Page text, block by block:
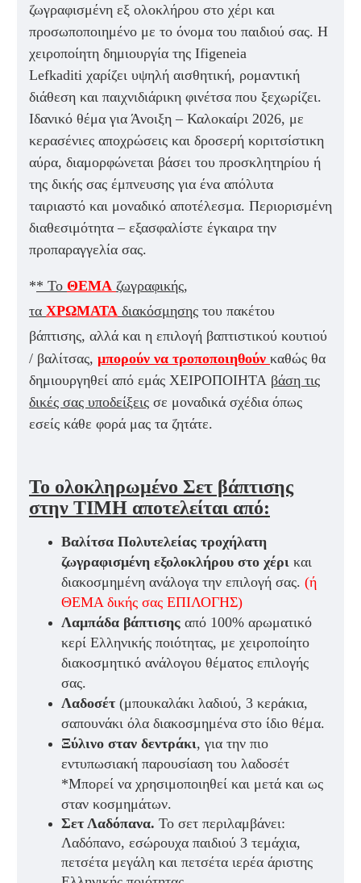
ζωγραφισμένη εξ ολοκλήρου στο χέρι και
προσωποποιημένο με το όνομα του παιδιού σας. Η
χειροποίητη δημιουργία της Ifigeneia
Lefkaditi χαρίζει υψηλή αισθητική, ρομαντική
διάθεση και παιχνιδιάρικη φινέτσα που ξεχωρίζει.
Ιδανικό θέμα για Άνοιξη – Καλοκαίρι 2026, με
κερασένιες αποχρώσεις και δροσερή κοριτσίστικη
αύρα, διαμορφώνεται βάσει του προσκλητηρίου ή
της δικής σας έμπνευσης για ένα απόλυτα
ταιριαστό και μοναδικό αποτέλεσμα. Περιορισμένη
διαθεσιμότητα – εξασφαλίστε έγκαιρα την
προπαραγγελία σας.
** Το ΘΕΜΑ ζωγραφικής,
τα ΧΡΩΜΑΤΑ διακόσμησης του πακέτου
βάπτισης, αλλά και η επιλογή βαπτιστικού κουτιού
/ βαλίτσας, μπορούν να τροποποιηθούν καθώς θα
δημιουργηθεί από εμάς ΧΕΙΡΟΠΟΙΗΤΑ βάση τις
δικές σας υποδείξεις σε μοναδικά σχέδια όπως
εσείς κάθε φορά μας τα ζητάτε.
Το ολοκληρωμένο Σετ βάπτισης
στην ΤΙΜΗ αποτελείται από:
Βαλίτσα Πολυτελείας τροχήλατη
ζωγραφισμένη εξολοκλήρου στο χέρι και
διακοσμημένη ανάλογα την επιλογή σας. (ή
ΘΕΜΑ δικής σας ΕΠΙΛΟΓΗΣ)
Λαμπάδα βάπτισης από 100% αρωματικό
κερί Ελληνικής ποιότητας, με χειροποίητο
διακοσμητικό ανάλογου θέματος επιλογής
σας.
Λαδοσέτ (μπουκαλάκι λαδιού, 3 κεράκια,
σαπουνάκι όλα διακοσμημένα στο ίδιο θέμα.
Ξύλινο σταν δεντράκι, για την πιο
εντυπωσιακή παρουσίαση του λαδοσέτ
*Μπορεί να χρησιμοποιηθεί και μετά και ως
σταν κοσμημάτων.
Σετ Λαδόπανα. Το σετ περιλαμβάνει:
Λαδόπανο, εσώρουχα παιδιού 3 τεμάχια,
πετσέτα μεγάλη και πετσέτα ιερέα άριστης